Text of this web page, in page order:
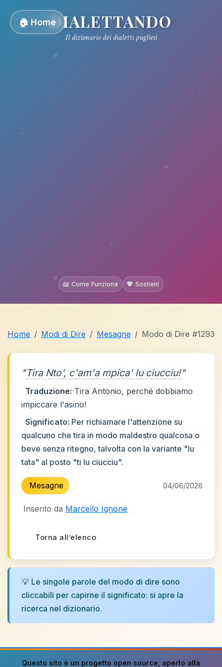
🏠 HomeDIALETTANDO
Il dizionario dei dialetti pugliesi
📖 Come Funziona 💖 Sostieni
Home Modi di Dire Mesagne Modo di Dire #1293
"Tira Nto', c'am'a mpica' lu ciucciu!"
Traduzione: Tira Antonio, perché dobbiamo
impiccare l'asino!
Significato: Per richiamare l'attenzione su
qualcuno che tira in modo maldestro qualcosa o
beve senza ritegno, talvolta con la variante "lu
tata" al posto "ti lu ciucciu".
Mesagne 04/06/2026
Inserito da Marcello Ignone
Torna all’elenco
💡 Le singole parole del modo di dire sono
cliccabili per capirne il significato: si apre la
ricerca nel dizionario.
Questo sito è un progetto open source , aperto alla